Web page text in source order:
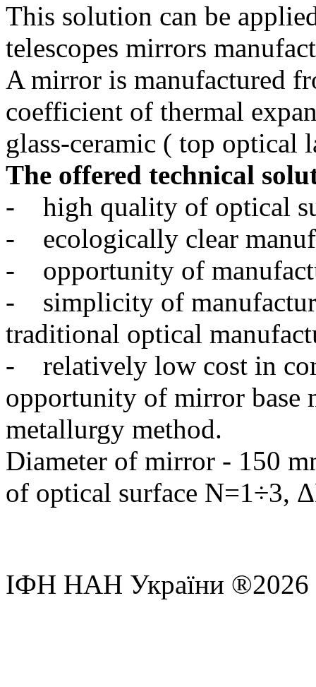
This solution can be
telescopes mirrors
A mirror is manufactured
coefficient of thermal
glass-ceramic ( top optical
The offered technical
- high quality of optical
- ecologically clear
- opportunity of
- simplicity of
traditional optical
- relatively low cost in
opportunity of mirror
metallurgy method.
Diameter of mirror - 150
of optical surface N=1÷3,
ІФН НАН України ®2026